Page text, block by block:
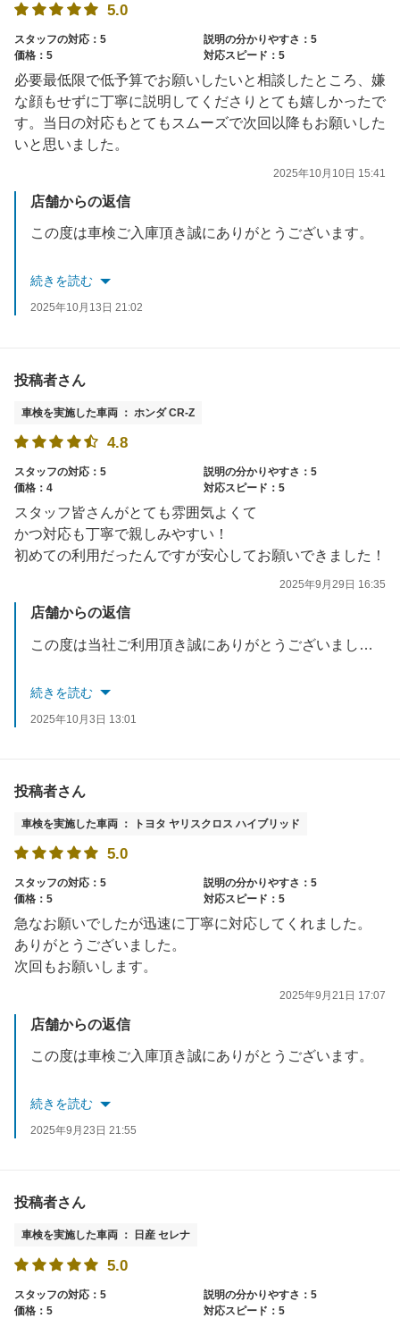
5.0
スタッフの対応：5
説明の分かりやすさ：5
価格：5
対応スピード：5
必要最低限で低予算でお願いしたいと相談したところ、嫌
な顔もせずに丁寧に説明してくださりとても嬉しかったで
す。当日の対応もとてもスムーズで次回以降もお願いした
いと思いました。
2025年10月10日 15:41
店舗からの返信
この度は車検ご入庫頂き誠にありがとうございます。
口コミも高評価頂き、対応したスタッフも含め励みになります。
続きを読む
2025年10月13日 21:02
投稿者さん
車検を実施した車両 ： ホンダ CR-Z
4.8
スタッフの対応：5
説明の分かりやすさ：5
価格：4
対応スピード：5
スタッフ皆さんがとても雰囲気よくて
かつ対応も丁寧で親しみやすい！
初めての利用だったんですが安心してお願いできました！
2025年9月29日 16:35
店舗からの返信
この度は当社ご利用頂き誠にありがとうございました。
口コミも高評価を頂き、対応したスタッフも含め励みになります。
続きを読む
2025年10月3日 13:01
投稿者さん
車検を実施した車両 ： トヨタ ヤリスクロス ハイブリッド
5.0
スタッフの対応：5
説明の分かりやすさ：5
価格：5
対応スピード：5
急なお願いでしたが迅速に丁寧に対応してくれました。
ありがとうございました。
次回もお願いします。
2025年9月21日 17:07
店舗からの返信
この度は車検ご入庫頂き誠にありがとうございます。
車検以外でもご相談に乗らせて頂きますのでぜひ
続きを読む
2025年9月23日 21:55
投稿者さん
車検を実施した車両 ： 日産 セレナ
5.0
スタッフの対応：5
説明の分かりやすさ：5
価格：5
対応スピード：5